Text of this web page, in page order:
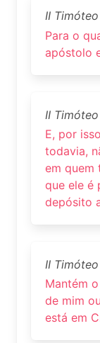
II Timóteo
Para o
apóstolo
II Timóteo
E, por
todavia,
em quem
que ele é
depósito
II Timóteo
Mantém
de mim
está em